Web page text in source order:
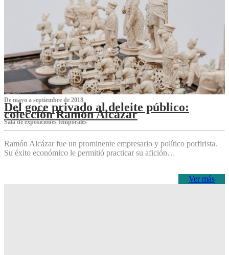
De mayo a septiembre de 2018
Del goce privado al deleite público:
colección Ramón Alcázar
Sala de exposiciones temporales
Ramón Alcázar fue un prominente empresario y político porfirista.
Su éxito económico le permitió practicar su afición…
Ver más